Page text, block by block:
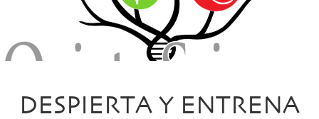
DESPIERTA Y ENTRENA